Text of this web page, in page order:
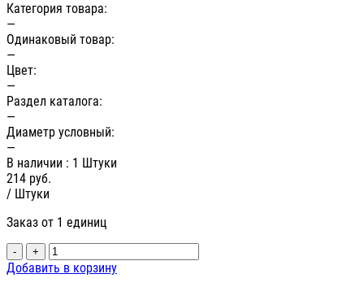
Категория товара:
—
Одинаковый товар:
—
Цвет:
—
Раздел каталога:
—
Диаметр условный:
—
В наличии : 1 Штуки
214 руб.
/ Штуки
Заказ от 1 единиц
- +
Добавить в корзину